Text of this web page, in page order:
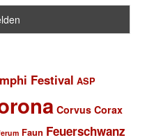
Festival ASP
Corvus Corax
Faun Feuerschwanz